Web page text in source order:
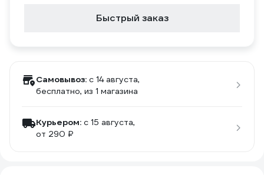
Быстрый заказ
Самовывоз: c 14 августа,
бесплатно, из 1 магазина
Курьером: c 15 августа,
от 290 ₽